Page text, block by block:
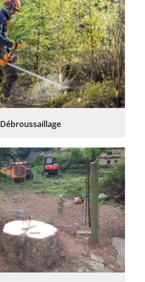
Débroussaillage